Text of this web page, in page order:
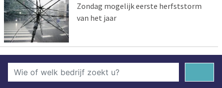
Zondag mogelijk eerste herfststorm
van het jaar